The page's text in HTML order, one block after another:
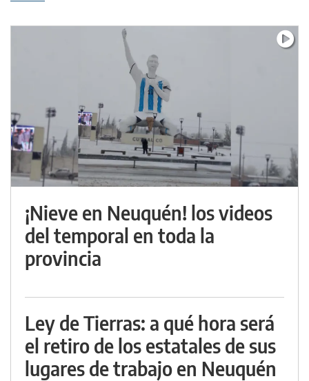
¡Nieve en Neuquén! los videos
del temporal en toda la
provincia
Ley de Tierras: a qué hora será
el retiro de los estatales de sus
lugares de trabajo en Neuquén